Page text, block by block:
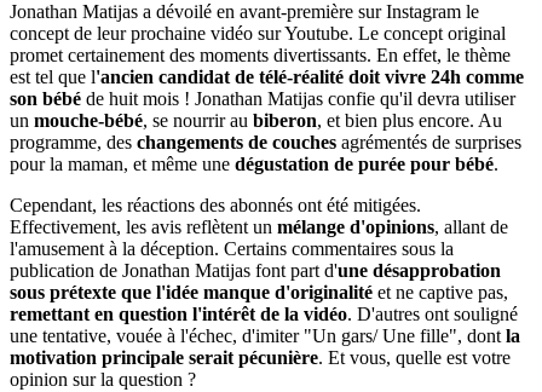
Jonathan Matijas a dévoilé en avant-première sur Instagram le
concept de leur prochaine vidéo sur Youtube. Le concept original
promet certainement des moments divertissants. En effet, le thème
est tel que l'ancien candidat de télé-réalité doit vivre 24h comme
son bébé de huit mois ! Jonathan Matijas confie qu'il devra utiliser
un mouche-bébé, se nourrir au biberon, et bien plus encore. Au
programme, des changements de couches agrémentés de surprises
pour la maman, et même une dégustation de purée pour bébé.
Cependant, les réactions des abonnés ont été mitigées.
Effectivement, les avis reflètent un mélange d'opinions, allant de
l'amusement à la déception. Certains commentaires sous la
publication de Jonathan Matijas font part d'une désapprobation
sous prétexte que l'idée manque d'originalité et ne captive pas,
remettant en question l'intérêt de la vidéo. D'autres ont souligné
une tentative, vouée à l'échec, d'imiter "Un gars/ Une fille", dontla
motivation principale serait pécunière. Et vous, quelle est votre
opinion sur la question ?